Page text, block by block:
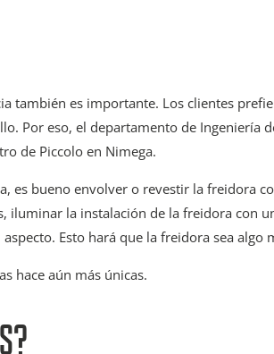
también es importante. Los clientes
Por eso, el departamento de Ingeniería
de Piccolo en Nimega.
es bueno envolver o revestir la freidora
iluminar la instalación de la freidora con
Esto hará que la freidora sea algo
hace aún más únicas.